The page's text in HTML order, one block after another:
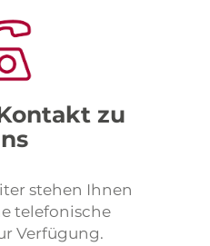
zu
stehen Ihnen
telefonische
Verfügung.